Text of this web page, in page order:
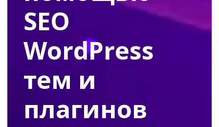
SEO
WordPress
тем и
плагинов